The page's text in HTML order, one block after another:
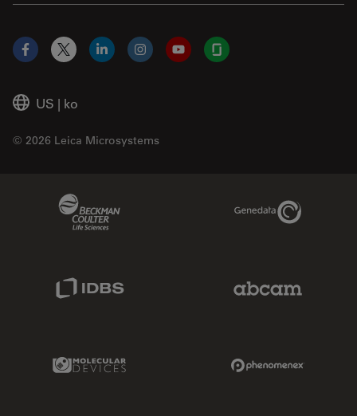
US | ko
© 2026 Leica Microsystems
Facebook
X LinkedInInstagramYouTubeGlassdoor
Genedata Link
Molecular Devices Link